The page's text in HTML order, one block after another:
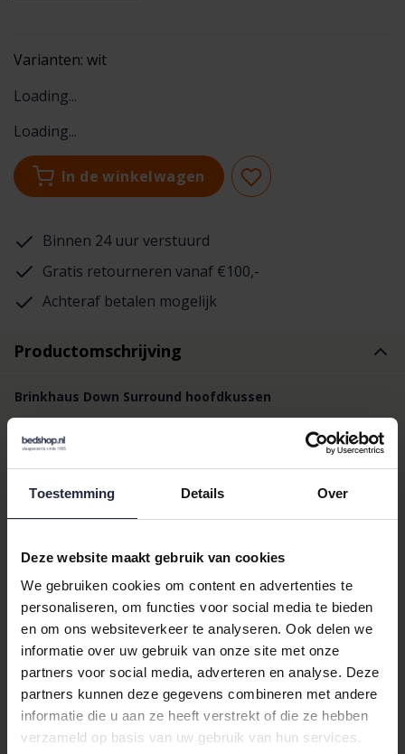
Toestemming Details Over
Deze website maakt gebruik van cookies
We gebruiken cookies om content en advertenties te
personaliseren, om functies voor social media te bieden
en om ons websiteverkeer te analyseren. Ook delen we
informatie over uw gebruik van onze site met onze
partners voor social media, adverteren en analyse. Deze
partners kunnen deze gegevens combineren met andere
informatie die u aan ze heeft verstrekt of die ze hebben
verzameld op basis van uw gebruik van hun services.
Varianten: wit
Loading...
Loading...
In de winkelwagen
Binnen 24 uur verstuurd
Gratis retourneren vanaf €100,-
Achteraf betalen mogelijk
Productomschrijving
Brinkhaus Down Surround hoofdkussen
Ervaar heerlijk slaapcomfort met het Brinkhaus Down Surround
hoofdkussen, een luxe 3-kamer kussen dat zachtheid en
ondersteuning perfect combineert. Dankzij de innovatieve
constructie met een kern van veertjes en zachte donzen
buitenkamers biedt dit premium kussen een ideale balans
De buitenkamers zijn rijk gevuld met hoogwaardig ganzendons,
wat zorgt voor een heerlijk zacht en soepel liggevoel. De
stevige binnenkern met ganzenveertjes voorkomt dat het
kussen inzakt en biedt blijvende ondersteuning voor hoofd en
nek. Hierdoor is het kussen geschikt voor diverse
slaaphoudingen en persoonlijke voorkeuren.
De luxe tijk van fijn geweven mako-katoen voelt zijdezacht aan
en draagt bij aan een uitstekende ventilatie en vochtregulatie.